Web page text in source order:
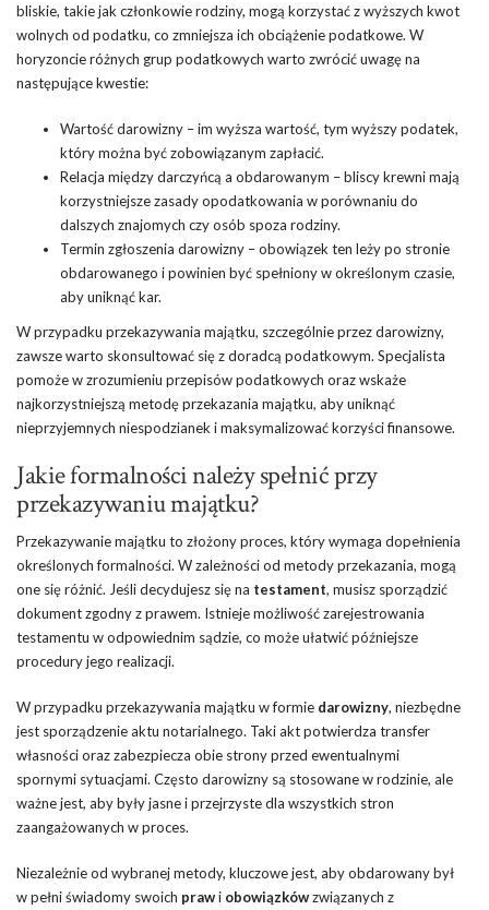
bliskie, takie jak członkowie rodziny, mogą korzystać z wyższych kwot
wolnych od podatku, co zmniejsza ich obciążenie podatkowe. W
horyzoncie różnych grup podatkowych warto zwrócić uwagę na
następujące kwestie:
Wartość darowizny – im wyższa wartość, tym wyższy podatek,
który można być zobowiązanym zapłacić.
Relacja między darczyńcą a obdarowanym – bliscy krewni mają
korzystniejsze zasady opodatkowania w porównaniu do
dalszych znajomych czy osób spoza rodziny.
Termin zgłoszenia darowizny – obowiązek ten leży po stronie
obdarowanego i powinien być spełniony w określonym czasie,
aby uniknąć kar.
W przypadku przekazywania majątku, szczególnie przez darowizny,
zawsze warto skonsultować się z doradcą podatkowym. Specjalista
pomoże w zrozumieniu przepisów podatkowych oraz wskaże
najkorzystniejszą metodę przekazania majątku, aby uniknąć
nieprzyjemnych niespodzianek i maksymalizować korzyści finansowe.
Jakie formalności należy spełnić przy
przekazywaniu majątku?
Przekazywanie majątku to złożony proces, który wymaga dopełnienia
określonych formalności. W zależności od metody przekazania, mogą
one się różnić. Jeśli decydujesz się na testament, musisz sporządzić
dokument zgodny z prawem. Istnieje możliwość zarejestrowania
testamentu w odpowiednim sądzie, co może ułatwić późniejsze
procedury jego realizacji.
W przypadku przekazywania majątku w formie darowizny, niezbędne
jest sporządzenie aktu notarialnego. Taki akt potwierdza transfer
własności oraz zabezpiecza obie strony przed ewentualnymi
spornymi sytuacjami. Często darowizny są stosowane w rodzinie, ale
ważne jest, aby były jasne i przejrzyste dla wszystkich stron
zaangażowanych w proces.
Niezależnie od wybranej metody, kluczowe jest, aby obdarowany był
w pełni świadomy swoich prawi obowiązkówzwiązanych z